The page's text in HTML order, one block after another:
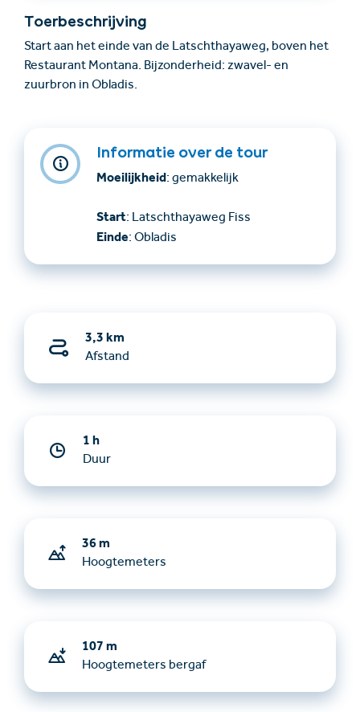
Toerbeschrijving
Start aan het einde van de Latschthayaweg, boven het
Restaurant Montana. Bijzonderheid: zwavel- en
zuurbron in Obladis.
Informatie over de tour
Moeilijkheid: gemakkelijk
Start: Latschthayaweg Fiss
Einde: Obladis
3,3 km
Afstand
1 h
Duur
36 m
Hoogtemeters
107 m
Hoogtemeters bergaf